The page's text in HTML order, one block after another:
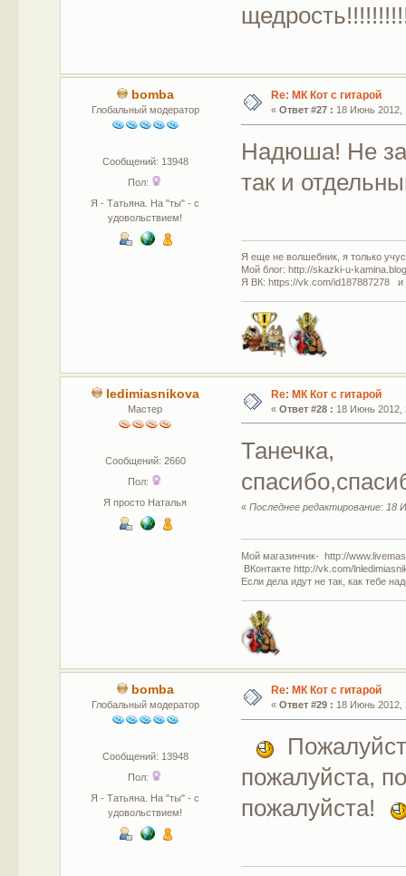
bomba
Глобальный модератор
Сообщений: 13948
Пол:
Я - Татьяна. На "ты" - с
удовольствием!
Re: МК Кот с гитарой
« Ответ #27 : 18 Июнь 2012,
Надюша! Не за
так и
Я еще не волшебник, я только
Мой блог: http://skazki-u-
Я ВК: https://vk.com/id187887278 и
ledimiasnikova
Мастер
Сообщений: 2660
Пол:
Я просто Наталья
Re: МК Кот с гитарой
« Ответ #28 : 18 Июнь 2012,
Танечка,
«Последнее редактирование: 18
Мой магазинчик- http://
ВКонтакте http://vk.com/
Если дела идут не так, как тебе
bomba
Глобальный модератор
Сообщений: 13948
Пол:
Я - Татьяна. На "ты" - с
удовольствием!
Re: МК Кот с гитарой
« Ответ #29 : 18 Июнь 2012,
пожалуйста,
пожалуйста!